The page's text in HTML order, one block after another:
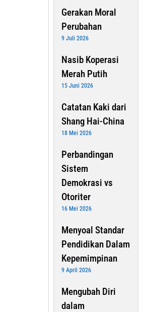
Gerakan Moral
Perubahan
9 Juli 2026
Nasib Koperasi
Merah Putih
15 Juni 2026
Catatan Kaki dari
Shang Hai-China
18 Mei 2026
Perbandingan
Sistem
Demokrasi vs
Otoriter
16 Mei 2026
Menyoal Standar
Pendidikan Dalam
Kepemimpinan
9 April 2026
Mengubah Diri
dalam